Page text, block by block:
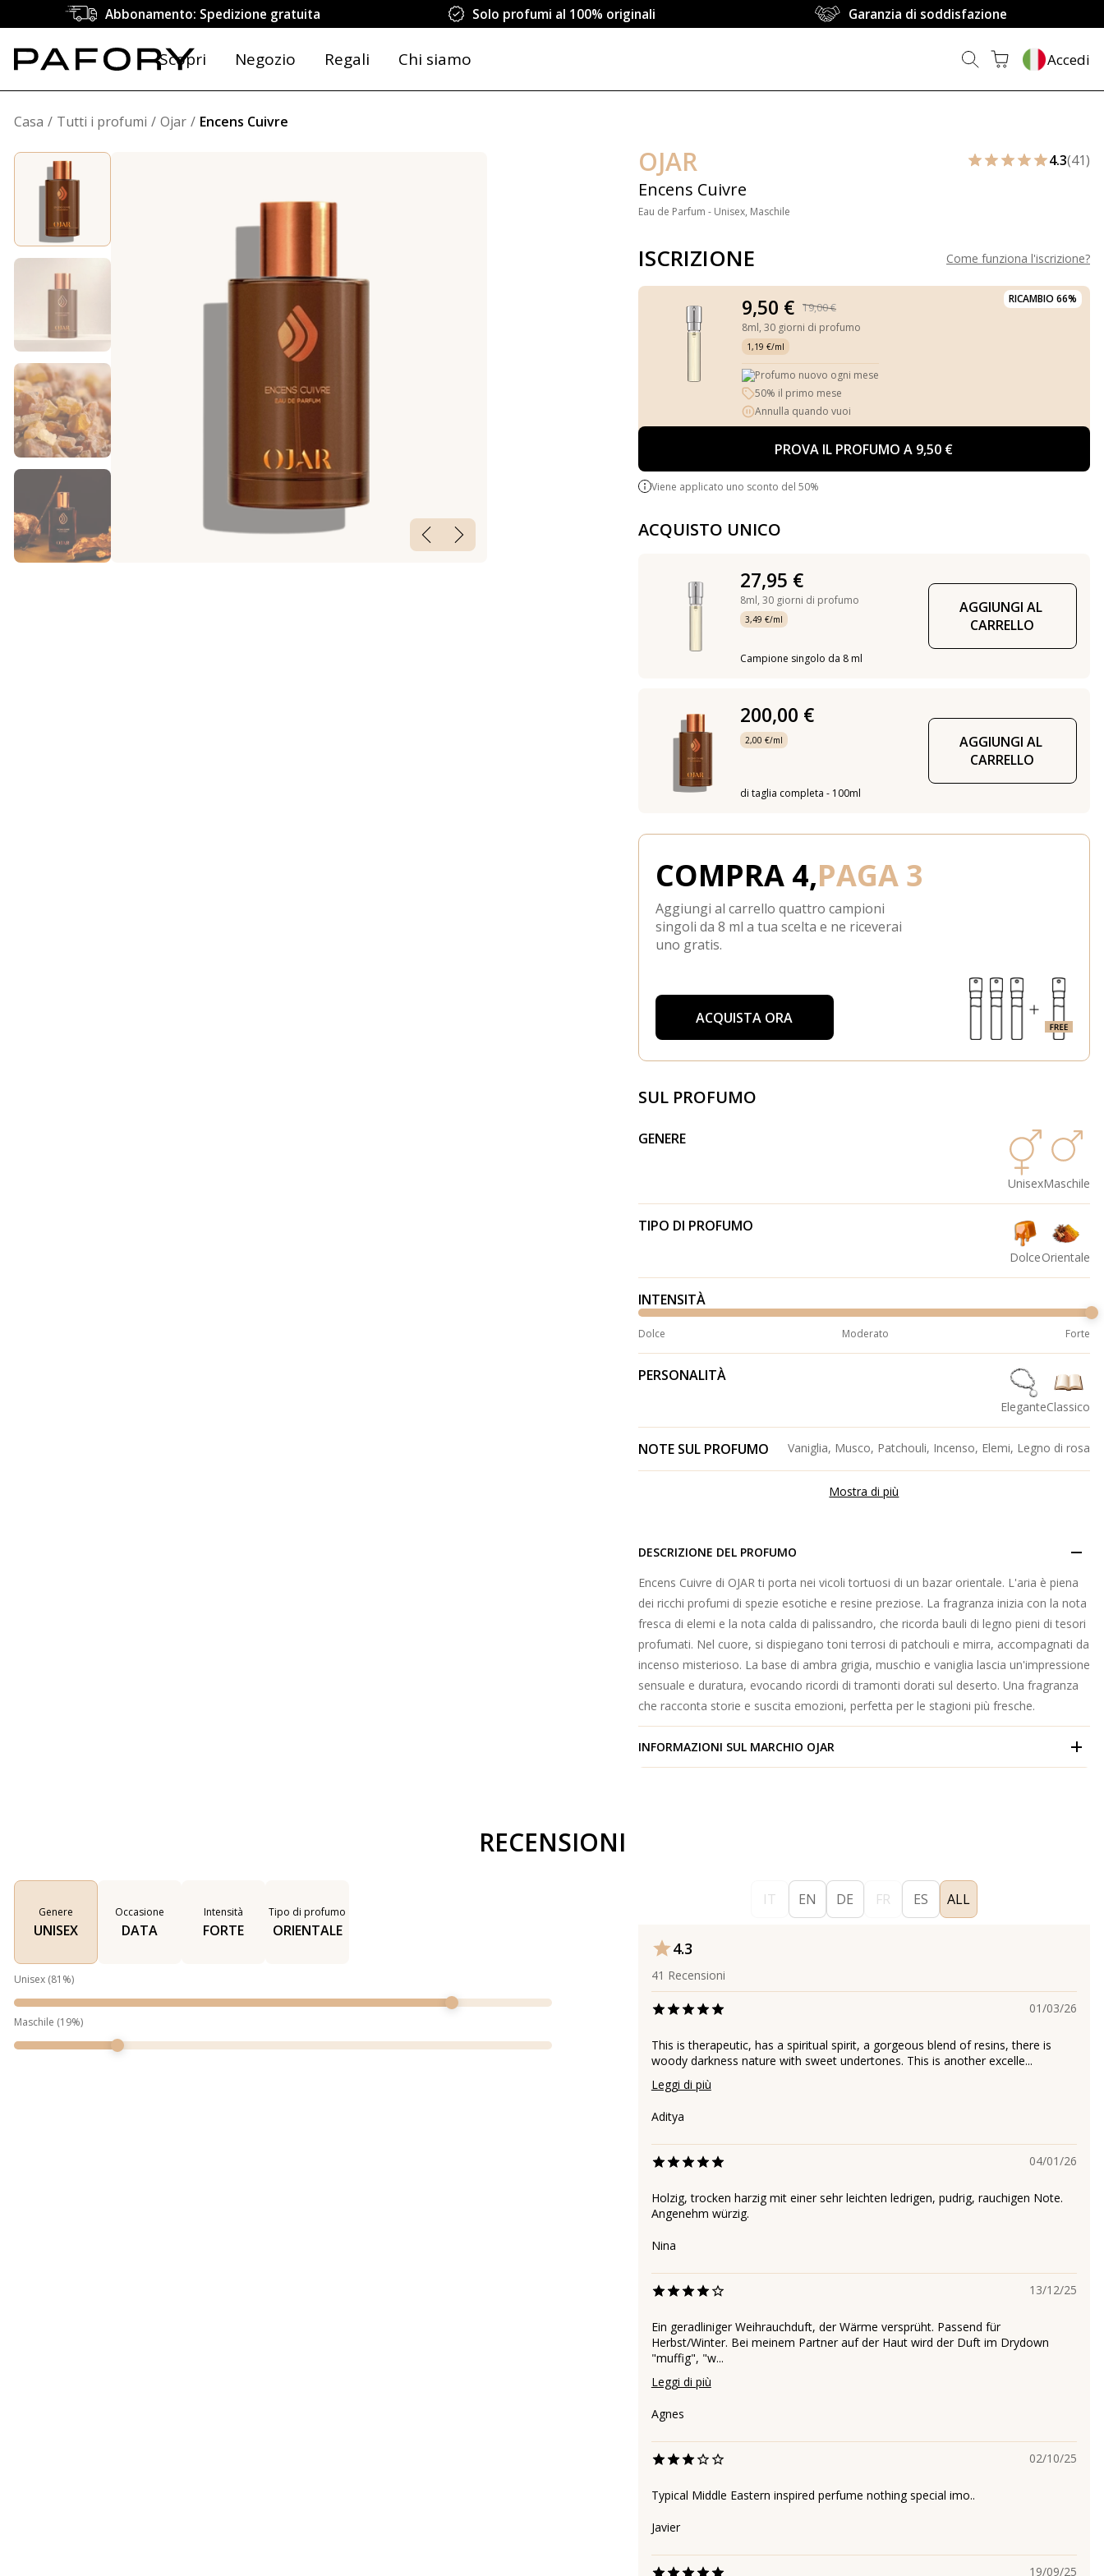
Abbonamento: Spedizione gratuita Solo profumi al 100% originali Garanzia di soddisfazione
Scopri Negozio Regali Chi siamo Accedi
Casa Tutti i profumi Ojar Encens Cuivre
OJAR
Encens Cuivre
Eau de Parfum - Unisex, Maschile
4.3(41)
ISCRIZIONE Come funziona l'iscrizione?
RICAMBIO 66%
9,50 €
19,00 €
8ml, 30 giorni di profumo
1,19 €/ml
Profumo nuovo ogni mese
50% il primo mese
Annulla quando vuoi
PROVA IL PROFUMO A 9,50 €
Viene applicato uno sconto del 50%
ACQUISTO UNICO
27,95 €
8ml, 30 giorni di profumo
3,49 €/ml
Campione singolo da 8 ml
AGGIUNGI AL
CARRELLO
200,00 €
2,00 €/ml
di taglia completa - 100ml
AGGIUNGI AL
CARRELLO
COMPRA 4,PAGA 3
Aggiungi al carrello quattro campioni
singoli da 8 ml a tua scelta e ne riceverai
uno gratis.
ACQUISTA ORA
SUL PROFUMO
GENERE
UnisexMaschile
TIPO DI PROFUMO
DolceOrientale
INTENSITÀ
Dolce Moderato Forte
PERSONALITÀ
EleganteClassico
NOTE SUL PROFUMO Vaniglia, Musco, Patchouli, Incenso, Elemi, Legno di rosa
Mostra di più
DESCRIZIONE DEL PROFUMO
Encens Cuivre di OJAR ti porta nei vicoli tortuosi di un bazar orientale. L'aria è piena
dei ricchi profumi di spezie esotiche e resine preziose. La fragranza inizia con la nota
fresca di elemi e la nota calda di palissandro, che ricorda bauli di legno pieni di tesori
profumati. Nel cuore, si dispiegano toni terrosi di patchouli e mirra, accompagnati da
incenso misterioso. La base di ambra grigia, muschio e vaniglia lascia un'impressione
sensuale e duratura, evocando ricordi di tramonti dorati sul deserto. Una fragranza
che racconta storie e suscita emozioni, perfetta per le stagioni più fresche.
INFORMAZIONI SUL MARCHIO OJAR
RECENSIONI
Genere
UNISEX
Occasione
DATA
Intensità
FORTE
Tipo di profumo
ORIENTALE
Unisex (81 %)
Maschile (19%)
IT EN DE FR ES ALL
4.3
41 Recensioni
01/03/26
This is therapeutic, has a spiritual spirit, a gorgeous blend of resins, there is
woody darkness nature with sweet undertones. This is another excelle...
Leggi di più
Aditya
04/01/26
Holzig, trocken harzig mit einer sehr leichten ledrigen, pudrig, rauchigen Note.
Angenehm würzig.
Nina
13/12/25
Ein geradliniger Weihrauchduft, der Wärme versprüht. Passend für
Herbst/Winter. Bei meinem Partner auf der Haut wird der Duft im Drydown
"muffig", "w...
Leggi di più
Agnes
02/10/25
Typical Middle Eastern inspired perfume nothing special imo..
Javier
19/09/25